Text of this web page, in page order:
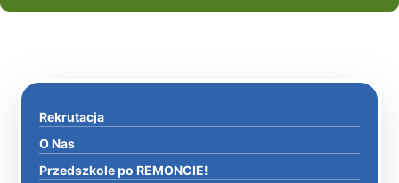
Rekrutacja
O Nas
Przedszkole po REMONCIE!